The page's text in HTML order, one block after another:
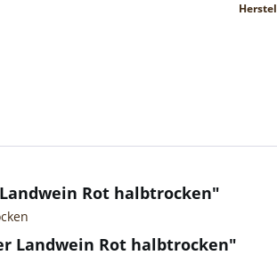
Rot halbtrocken"
Landwein Rot halbtrocken"